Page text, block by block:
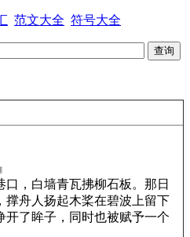
范文大全 符号大全
，白墙青瓦拂柳石板。那日
撑舟人扬起木桨在碧波上留下
开了眸子，同时也被赋予一个